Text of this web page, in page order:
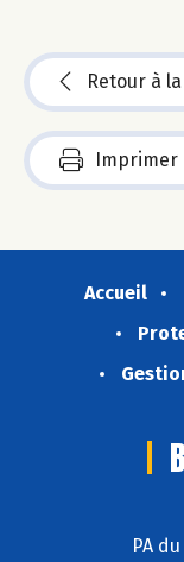
Retour à
Imprimer
Accueil
PA